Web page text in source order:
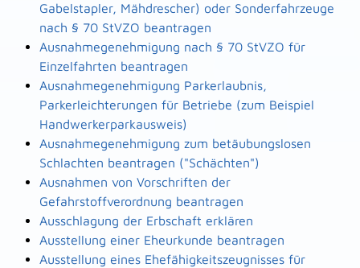
Gabelstapler, Mähdrescher) oder Sonderfahrzeuge
nach § 70 StVZO beantragen
Ausnahmegenehmigung nach § 70 StVZO für
Einzelfahrten beantragen
Ausnahmegenehmigung Parkerlaubnis,
Parkerleichterungen für Betriebe (zum Beispiel
Handwerkerparkausweis)
Ausnahmegenehmigung zum betäubungslosen
Schlachten beantragen ("Schächten")
Ausnahmen von Vorschriften der
Gefahrstoffverordnung beantragen
Ausschlagung der Erbschaft erklären
Ausstellung einer Eheurkunde beantragen
Ausstellung eines Ehefähigkeitszeugnisses für